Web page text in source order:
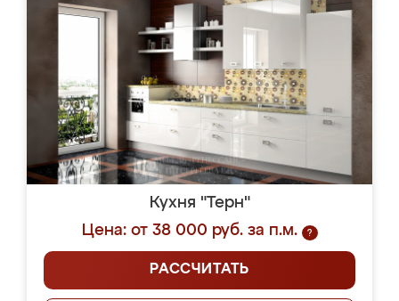
Кухня "Терн"
Цена: от 38 000 руб. за п.м.
?
РАССЧИТАТЬ